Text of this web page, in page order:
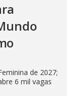
de 2027;
6 mil vagas